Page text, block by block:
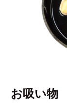
お吸い物